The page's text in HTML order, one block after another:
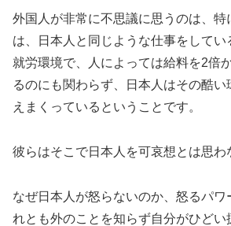
外国人が非常に不思議に思うのは、特
は、日本人と同じような仕事をしてい
就労環境で、人によっては給料を2倍
るのにも関わらず、日本人はその酷
えまくっているということです。
彼らはそこで日本人を可哀想とは思わ
なぜ日本人が怒らないのか、怒るパワ
れとも外のことを知らず自分がひどい